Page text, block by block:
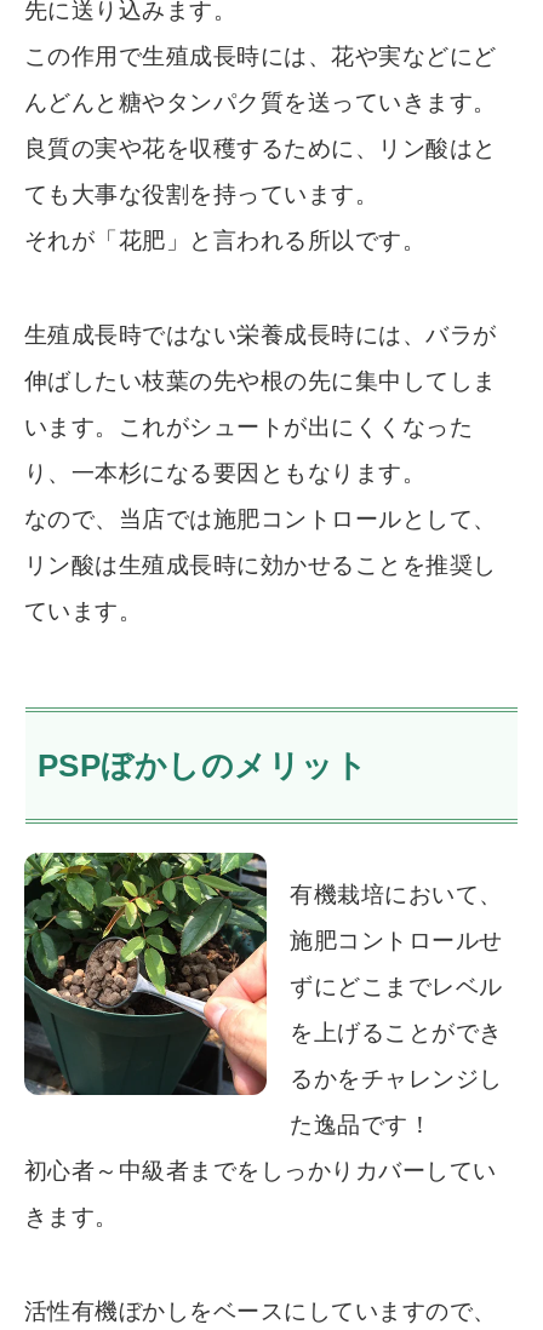
先に送り込みます。
この作用で生殖成長時には、花や実などにど
んどんと糖やタンパク質を送っていきます。
良質の実や花を収穫するために、リン酸はと
ても大事な役割を持っています。
それが「花肥」と言われる所以です。
生殖成長時ではない栄養成長時には、バラが
伸ばしたい枝葉の先や根の先に集中してしま
います。これがシュートが出にくくなった
り、一本杉になる要因ともなります。
なので、当店では施肥コントロールとして、
リン酸は生殖成長時に効かせることを推奨し
ています。
PSPぼかしのメリット
有機栽培において、
施肥コントロールせ
ずにどこまでレベル
を上げることができ
るかをチャレンジし
た逸品です！
初心者～中級者までをしっかりカバーしてい
きます。
活性有機ぼかしをベースにしていますので、